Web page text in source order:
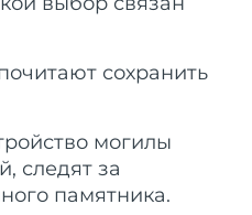
сохранить
могилы
следят за
памятника.